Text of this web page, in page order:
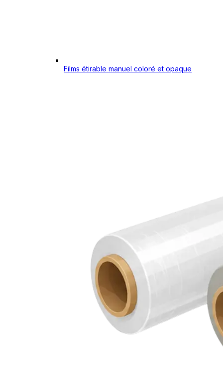
Films étirable manuel coloré et opaque